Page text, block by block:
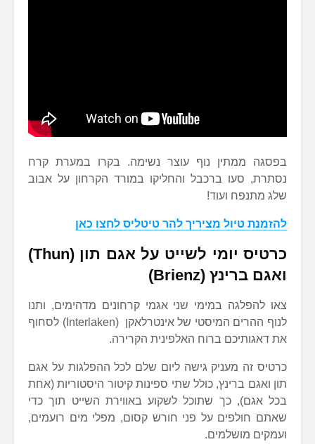
בפסגה ממתין נוף עוצר נשימה. בקרו במערת קרח
נסתרת, סעו ברכבל והחליקו במורד הקרחון על אבוב
שלג מתנפח ועוד!
להזמנת טיול מציריך להר טיטליס לחצו כאן
כרטיס יומי לשייט על אגם תון (Thun)
ואגם ברינץ (Brienz)
צאו להפלגה במימי שני אגמי קרחונים מדהימים, ותנו
לנוף ההרים המיסטי של אינטרלאקן (Interlaken) לסחוף
את דאגותיכם ברוח האלפינית הקרירה.
כרטיס זה מעניק גישה ליום שלם לכל ההפלגות על אגם
תון ואגם ברינץ, כולל שתי ספינות קיטור היסטוריות (אחת
בכל אגם), כך שתוכל לשקוע באווירת השייט תוך כדי
שאתם חולפים על פני חורש קסום, מפלי מים רועמים,
ועמקים מושלמים.